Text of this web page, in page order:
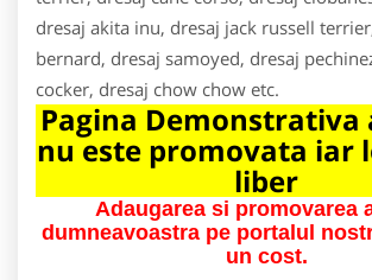
dresaj akita inu, dresaj jack russell
bernard, dresaj samoyed, dresaj
cocker, dresaj chow chow etc.
Pagina Demonstrativa
nu este promovata iar
liber
Adaugarea si promovarea
dumneavoastra pe portalul
un cost.